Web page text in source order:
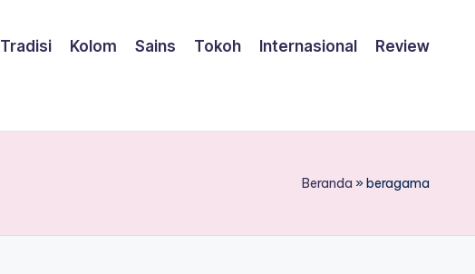
Tradisi Kolom Sains Tokoh Internasional Review
Beranda »beragama